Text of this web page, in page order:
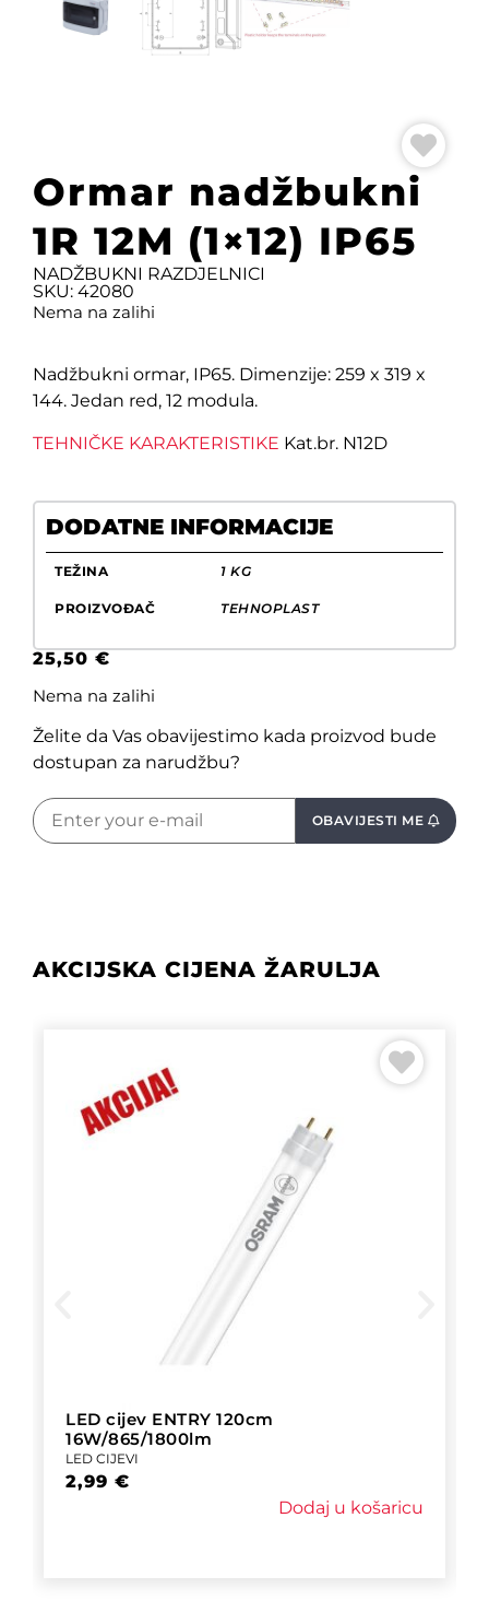
Ormar nadžbukni
1R 12M (1×12) IP65
NADŽBUKNI RAZDJELNICI
SKU: 42080
Nema na zalihi
Nadžbukni ormar, IP65. Dimenzije: 259 x 319 x
144. Jedan red, 12 modula.
TEHNIČKE KARAKTERISTIKE Kat.br. N12D
DODATNE INFORMACIJE
TEŽINA 1 KG
PROIZVOĐAČ TEHNOPLAST
25,50 €
Nema na zalihi
Želite da Vas obavijestimo kada proizvod bude
dostupan za narudžbu?
OBAVIJESTI ME
AKCIJSKA CIJENA ŽARULJA
LED cijev ENTRY 120cm
16W/865/1800lm
LED CIJEVI
2,99 €
Dodaj u košaricu